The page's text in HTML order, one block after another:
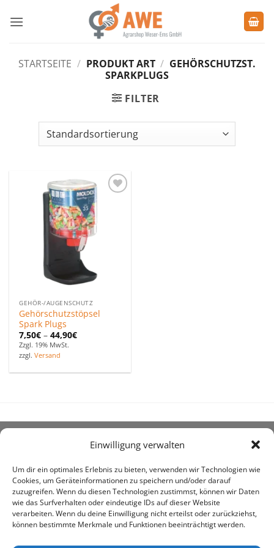
Einwilligung verwalten
Um dir ein optimales Erlebnis zu bieten, verwenden wir Technologien wie
Cookies, um Geräteinformationen zu speichern und/oder darauf
zuzugreifen. Wenn du diesen Technologien zustimmst, können wir Daten
wie das Surfverhalten oder eindeutige IDs auf dieser Website
verarbeiten. Wenn du deine Einwilligung nicht erteilst oder zurückziehst,
können bestimmte Merkmale und Funktionen beeinträchtigt werden.
Inhalt
STARTSEITE / PRODUKT ART / GEHÖRSCHUTZST.
SPARKPLUGS
FILTER
Zu den
Favoriten
hinzufügen
GEHÖR-/AUGENSCHUTZ
Gehörschutzstöpsel
Spark Plugs
7,50€ –44,90€
Zzgl. 19% MwSt.
zzgl.Versand